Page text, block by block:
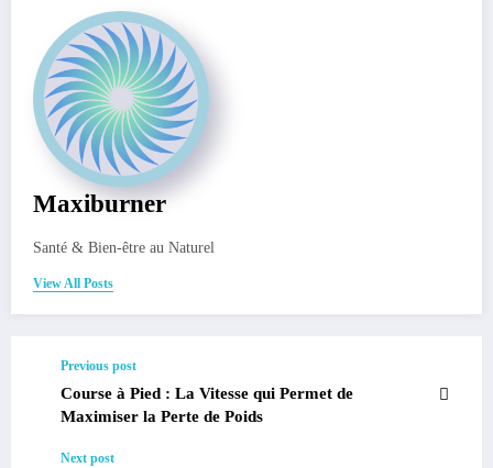
Maxiburner
Santé & Bien-être au Naturel
View All Posts
Previous post
Course à Pied : La Vitesse qui Permet de
Maximiser la Perte de Poids
Next post